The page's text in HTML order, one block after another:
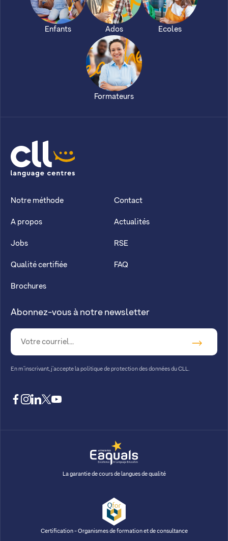
Enfants Ados Ecoles
Formateurs
CLL
Notre méthode
A propos
Jobs
Qualité certifiée
Brochures
Contact
Actualités
RSE
FAQ
Abonnez-vous à notre newsletter
En m’inscrivant, j’accepte la politique de protection des données du CLL.
facebook
instagram
linkedin
twitteryoutube
La garantie de cours de langues de qualité
Certification - Organismes de formation et de consultance